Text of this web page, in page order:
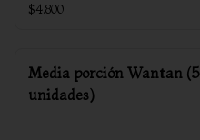
$4.800
Media porción Wantan (5
unidades)